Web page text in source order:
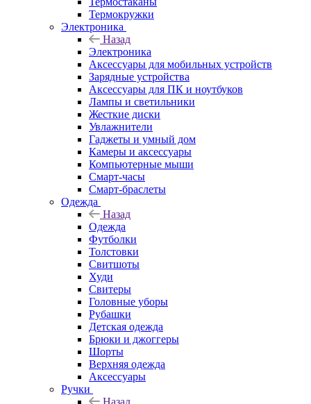
Термокружки
Электроника
Назад
Электроника
Аксессуары для мобильных устройств
Зарядные устройства
Аксессуары для ПК и ноутбуков
Лампы и светильники
Жесткие диски
Увлажнители
Гаджеты и умный дом
Камеры и аксессуары
Компьютерные мыши
Смарт-часы
Смарт-браслеты
Одежда
Назад
Одежда
Футболки
Толстовки
Свитшоты
Худи
Свитеры
Головные уборы
Рубашки
Детская одежда
Брюки и джоггеры
Шорты
Верхняя одежда
Аксессуары
Ручки
Назад